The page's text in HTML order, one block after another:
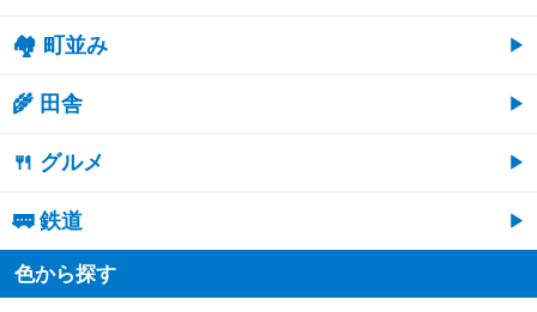
🏘 町並み
🌾 田舎
🍴 グルメ
🚃 鉄道
色から探す